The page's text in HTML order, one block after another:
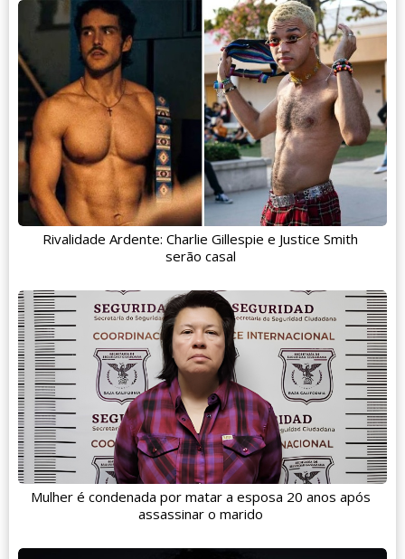
Rivalidade Ardente: Charlie Gillespie e Justice Smith
serão casal
Mulher é condenada por matar a esposa 20 anos após
assassinar o marido